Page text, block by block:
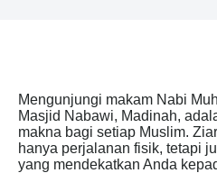
Mengunjungi makam Nabi
Masjid Nabawi, Madinah,
makna bagi setiap Muslim.
hanya perjalanan fisik, tetapi
yang mendekatkan Anda